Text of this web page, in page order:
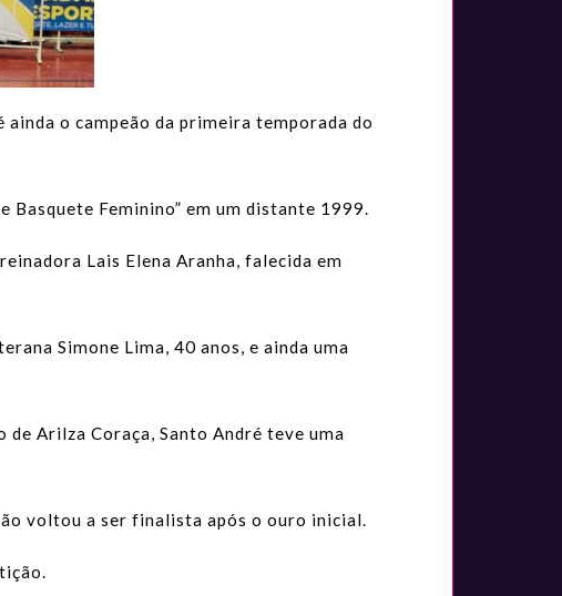
ainda o campeão da primeira temporada do
Basquete Feminino” em um distante 1999.
Lais Elena Aranha, falecida em
Simone Lima, 40 anos, e ainda uma
de Arilza Coraça, Santo André teve uma
voltou a ser finalista após o ouro inicial.